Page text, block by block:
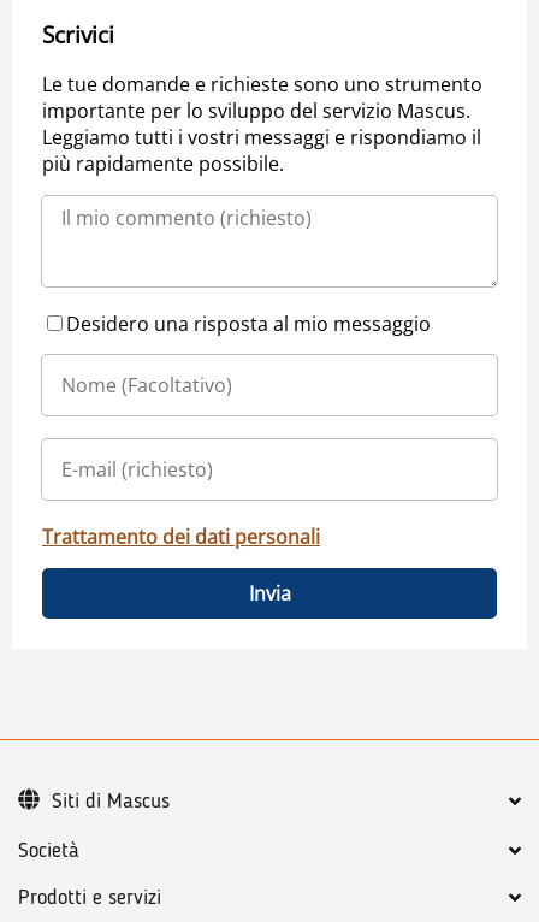
Scrivici
Le tue domande e richieste sono uno strumento
importante per lo sviluppo del servizio Mascus.
Leggiamo tutti i vostri messaggi e rispondiamo il
più rapidamente possibile.
Desidero una risposta al mio messaggio
Trattamento dei dati personali
Invia
Società
Prodotti e servizi
Siti di Mascus